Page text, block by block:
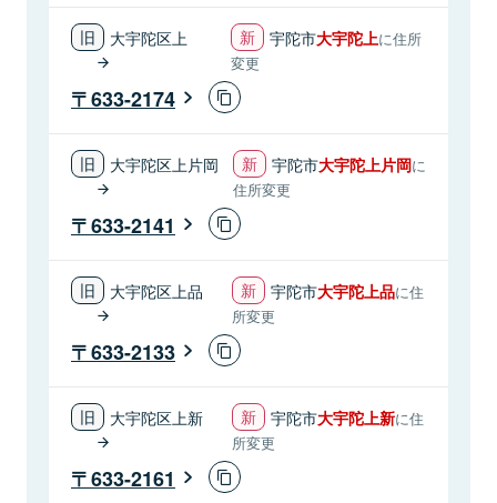
大宇陀区上 宇陀市大宇陀上に住所
変更
633-2174
大宇陀区上片岡 宇陀市大宇陀上片岡に
住所変更
633-2141
大宇陀区上品 宇陀市大宇陀上品に住
所変更
633-2133
大宇陀区上新 宇陀市大宇陀上新に住
所変更
633-2161